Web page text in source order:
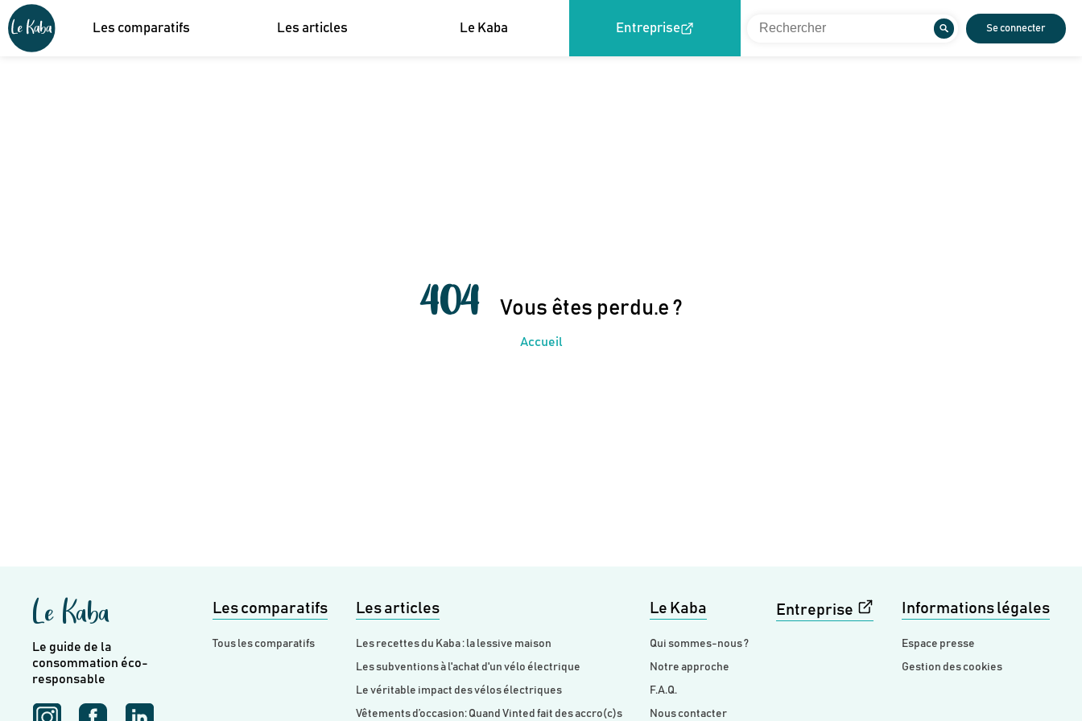
Les comparatifs Les articles Le Kaba Entreprise Se connecter
404 Vous êtes perdu.e ?
Accueil
Le Kaba
Le guide de la
consommation éco-
responsable
Les comparatifs
Tous les comparatifs
Les articles
Les recettes du Kaba : la lessive maison
Les subventions à l'achat d'un vélo électrique
Le véritable impact des vélos électriques
Vêtements d’occasion: Quand Vinted fait des accro(c)s
Le Kaba
Qui sommes-nous ?
Notre approche
F.A.Q.
Nous contacter
Entreprise Informations légales
Espace presse
Gestion des cookies